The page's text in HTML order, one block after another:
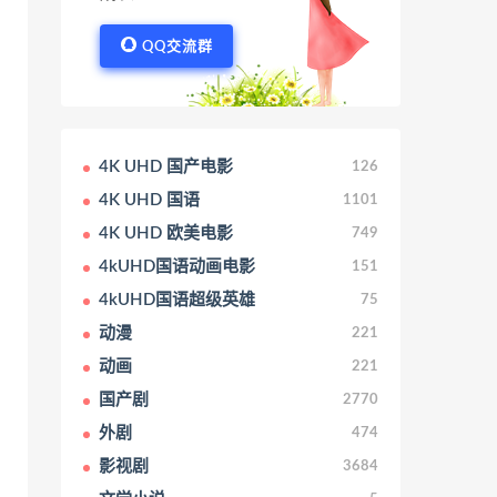
QQ交流群
4K UHD 国产电影 126
4K UHD 国语 1101
4K UHD 欧美电影 749
4kUHD国语动画电影 151
4kUHD国语超级英雄 75
动漫 221
动画 221
国产剧 2770
外剧 474
影视剧 3684